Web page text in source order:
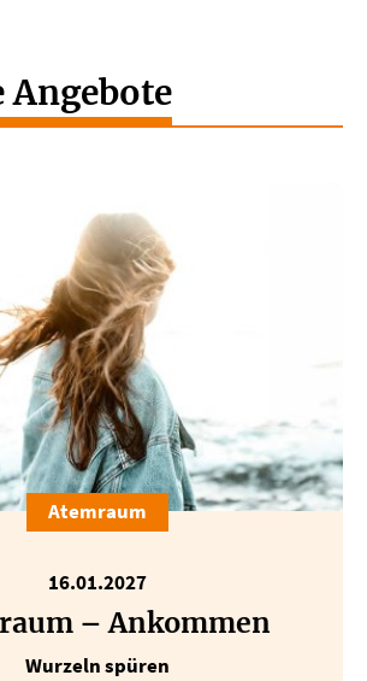
Atemraum
16.01.2027
– Ankommen
Wurzeln spüren